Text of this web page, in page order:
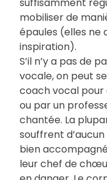
suffisamment
mobiliser de
épaules (elles ne
inspiration).
S’il n’y a pas de
vocale, on peut
coach vocal
ou par un
chantée. La
souffrent d’aucun
bien
leur chef de